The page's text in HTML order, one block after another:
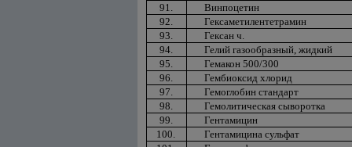
91.
Винпоцетин
92.
Гексаметилентетрамин
93.
Гексан ч.
94.
Гелий газообразный, жидкий
95.
Гемакон 500/300
96.
Гембиоксид хлорид
97.
Гемоглобин стандарт
98.
Гемолитическая сыворотка
99.
Гентамицин
100.
Гентамицина сульфат